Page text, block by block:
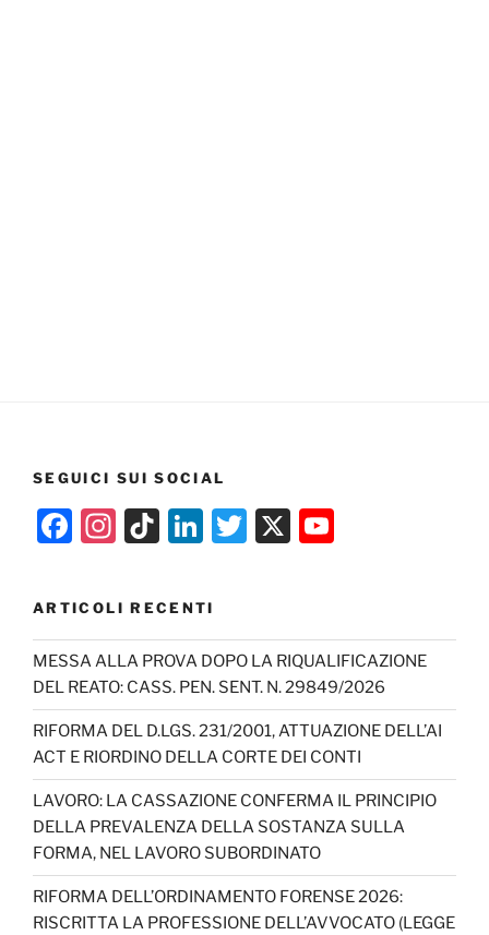
SEGUICI SUI SOCIAL
F
c
e
b
o
o
k
In
a
gr
a
m
Ti
T
o
k
Li
k
e
dI
n
T
er
X
T
u
b
e
C
h
a
n
n
ARTICOLI RECENTI
MESSA ALLA PROVA DOPO LA RIQUALIFICAZIONE
DEL REATO: CASS. PEN. SENT. N. 29849/2026
RIFORMA DEL D.LGS. 231/2001, ATTUAZIONE DELL’AI
ACT E RIORDINO DELLA CORTE DEI CONTI
LAVORO: LA CASSAZIONE CONFERMA IL PRINCIPIO
DELLA PREVALENZA DELLA SOSTANZA SULLA
FORMA, NEL LAVORO SUBORDINATO
RIFORMA DELL’ORDINAMENTO FORENSE 2026:
RISCRITTA LA PROFESSIONE DELL’AVVOCATO (LEGGE